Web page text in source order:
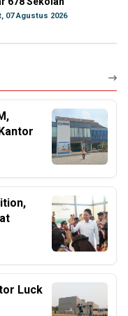
07 Agustus 2026
Luck